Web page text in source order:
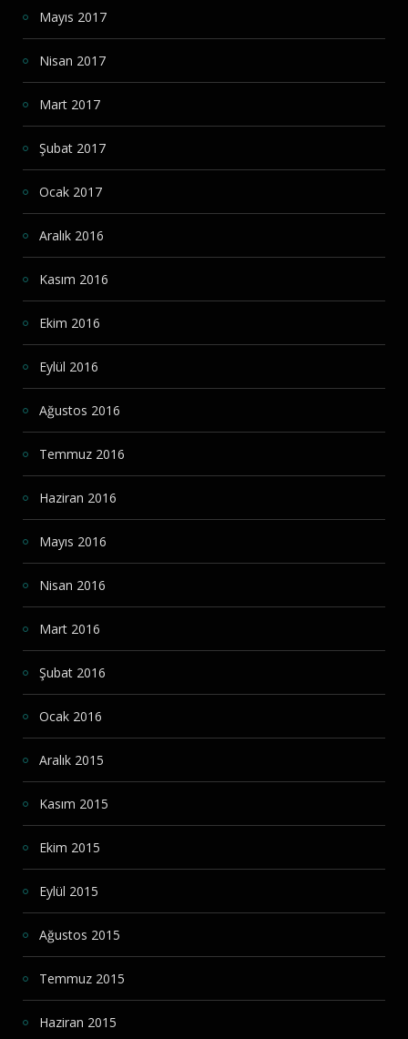
Mayıs 2017
Nisan 2017
Mart 2017
Şubat 2017
Ocak 2017
Aralık 2016
Kasım 2016
Ekim 2016
Eylül 2016
Ağustos 2016
Temmuz 2016
Haziran 2016
Mayıs 2016
Nisan 2016
Mart 2016
Şubat 2016
Ocak 2016
Aralık 2015
Kasım 2015
Ekim 2015
Eylül 2015
Ağustos 2015
Temmuz 2015
Haziran 2015